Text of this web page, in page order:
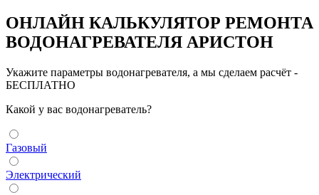
ОНЛАЙН КАЛЬКУЛЯТОР РЕМОНТА
ВОДОНАГРЕВАТЕЛЯ АРИСТОН
Укажите параметры водонагревателя, а мы сделаем расчёт -
БЕСПЛАТНО
Какой у вас водонагреватель?
Газовый
Электрический